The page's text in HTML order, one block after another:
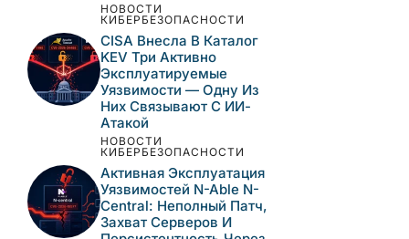
НОВОСТИ
КИБЕРБЕЗОПАСНОСТИ
CISA Внесла В Каталог
KEV Три Активно
Эксплуатируемые
Уязвимости — Одну Из
Них Связывают С ИИ-
Атакой
НОВОСТИ
КИБЕРБЕЗОПАСНОСТИ
Активная Эксплуатация
Уязвимостей N-Able N-
Central: Неполный Патч,
Захват Серверов И